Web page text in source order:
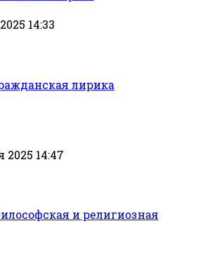
14:33
лирика
2025 14:47
и религиозная